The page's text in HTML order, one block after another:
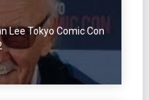
Lee Tokyo Comic Con